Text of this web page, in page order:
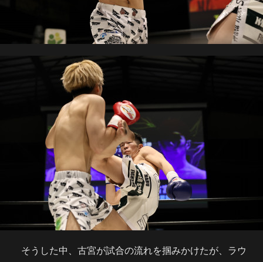
そうした中、古宮が試合の流れを掴みかけたが、ラウ